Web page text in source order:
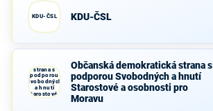
KDU-ČSL KDU-ČSL
strana s
podporou
Svobodných
a hnutí
Starostové a
osobnosti
Občanská demokratická strana s
podporou Svobodných a hnutí
Starostové a osobnosti pro
Moravu